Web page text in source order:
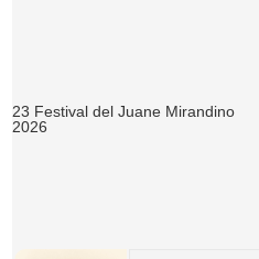
23 Festival del Juane Mirandino
2026